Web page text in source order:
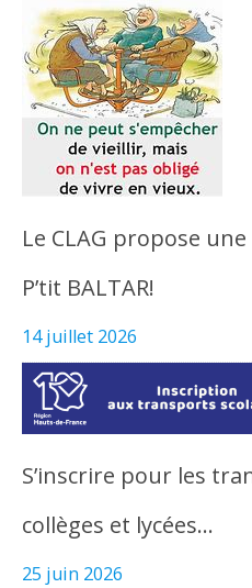
Le CLAG propose
P’tit BALTAR!
14 juillet 2026
S’inscrire pour les
collèges et lycées…
25 juin 2026